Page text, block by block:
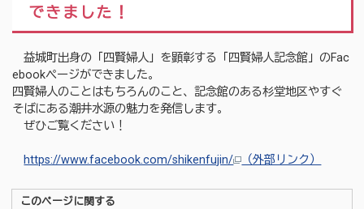
できました！
益城町出身の「四賢婦人」を顕彰する「四賢婦人記念館」のFac
ebookページができました。
四賢婦人のことはもちろんのこと、記念館のある杉堂地区やすぐ
そばにある潮井水源の魅力を発信します。
ぜひご覧ください！
https://www.facebook.com/shikenfujin/ （外部リンク）
このページに関する